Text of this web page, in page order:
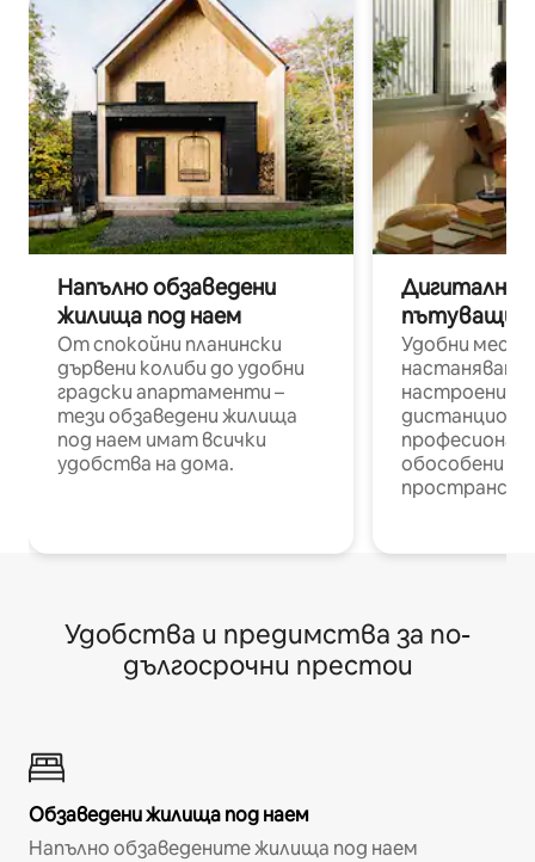
Напълно обзаведени
жилища под наем
От спокойни планински
дървени колиби до удобни
градски апартаменти –
тези обзаведени жилища
под наем имат всички
удобства на дома.
Дигитални
пътуващи
Удобни
настаняване
настроени и
обособени
Удобства и предимства за по-
дългосрочни престои
Обзаведени жилища под наем
Напълно обзаведените жилища под наем